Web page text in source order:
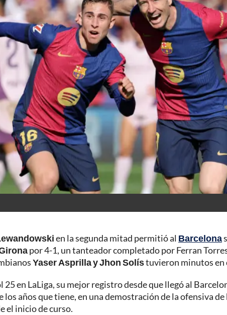
en la segunda mitad permitió al Barcelona
por 4-1, un tanteador completado por Ferran
Yaser Asprilla y Jhon Solístuvieron minutos en
25 en LaLiga, su mejor registro desde que llegó al
los años que tiene, en una demostración de la ofensiva
el inicio de curso.